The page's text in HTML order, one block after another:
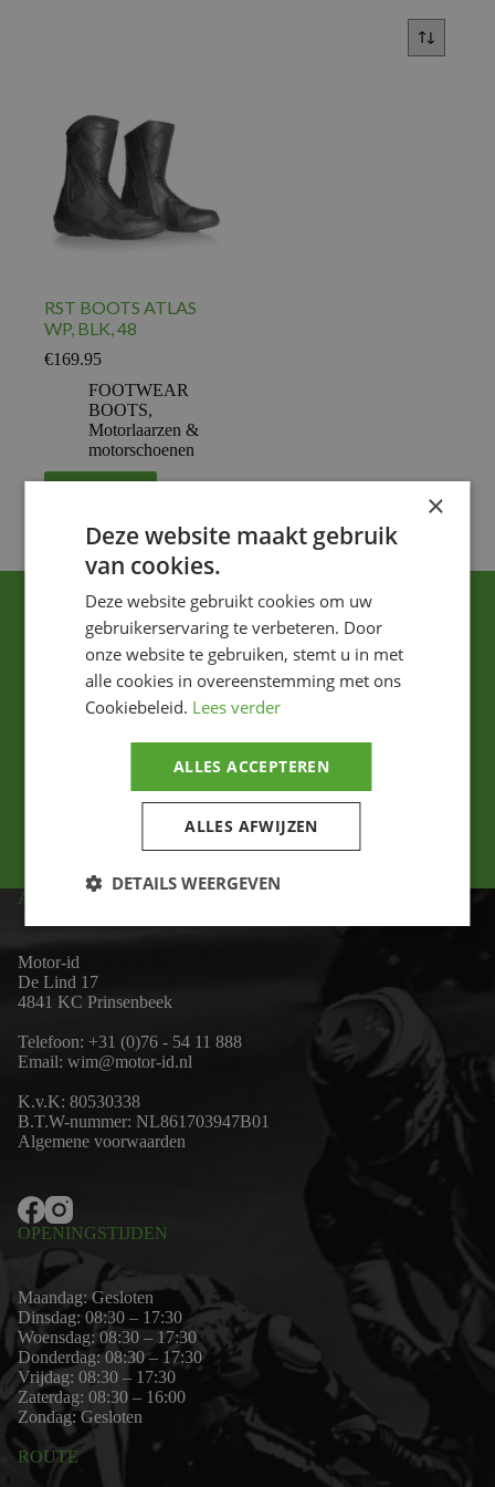
RST BOOTS ATLAS
WP, BLK, 48
€169.95
FOOTWEAR
BOOTS,
Motorlaarzen &
motorschoenen
ADRES
Motor-id
De Lind 17
4841 KC Prinsenbeek
Telefoon: +31 (0)76 - 54 11 888
Email: wim@motor-id.nl
K.v.K: 80530338
B.T.W-nummer: NL861703947B01
Algemene voorwaarden
OPENINGSTIJDEN
Maandag: Gesloten
Dinsdag: 08:30 – 17:30
Woensdag: 08:30 – 17:30
Donderdag: 08:30 – 17:30
Vrijdag: 08:30 – 17:30
Zaterdag: 08:30 – 16:00
Zondag: Gesloten
ROUTE
×
Deze website maakt gebruik
van cookies.
Deze website gebruikt cookies om uw
gebruikerservaring te verbeteren. Door
onze website te gebruiken, stemt u in met
alle cookies in overeenstemming met ons
Cookiebeleid. Lees verder
ALLES ACCEPTEREN
ALLES AFWIJZEN
DETAILS WEERGEVEN